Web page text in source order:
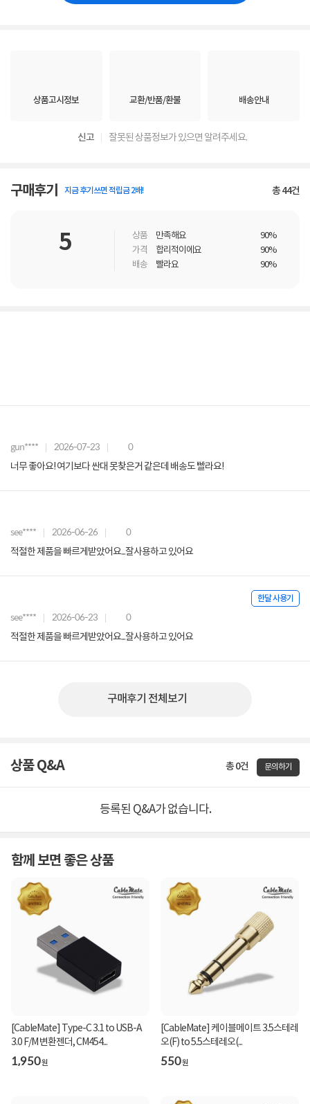
상품고시정보 교환/반품/환불 배송안내
신고 잘못된 상품정보가 있으면 알려주세요.
구매후기 지금 후기쓰면 적립금 2배! 총44건
5 상품 만족해요
90%
가격
합리적이에요
90%
배송
빨라요 90%
gun**** 2026-07-23 0
너무 좋아요! 여기보다 싼대 못찾은거 같은데 배송도 빨라요!
see**** 2026-06-26 0
적절한 제품을 빠르게받았어요...잘사용하고 있어요
한달 사용기
see**** 2026-06-23 0
적절한 제품을 빠르게받았어요...잘사용하고 있어요
구매후기 전체보기
상품 Q&A 총 0건 문의하기
등록된 Q&A가 없습니다.
함께 보면 좋은 상품
[CableMate] Type-C 3.1 to USB-A
3.0 F/M 변환젠더, CM454...
1,950원
[CableMate] 케이블메이트 3.5스테레
오(F) to 5.5스테레오(...
550원